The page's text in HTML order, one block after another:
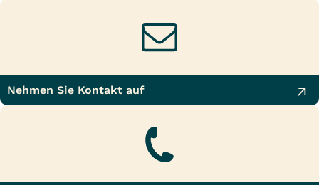
Nehmen Sie Kontakt auf